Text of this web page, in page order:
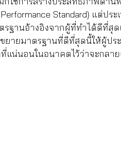
Standard) แต่ป
รฐานอ้างอิงจากผู้ที่ทำได้ดีที่สุ
ายมาตรฐานที่ดีที่สุดนี้ให้ผู้ปร
แน่นอนในอนาคตไว้ว่าจะกลา